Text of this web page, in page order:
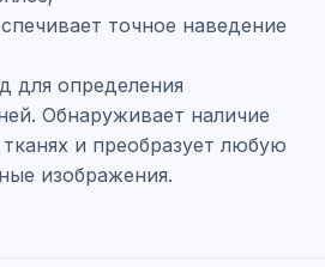
точное наведение
для определения
Обнаруживает наличие
и преобразует любую
изображения.